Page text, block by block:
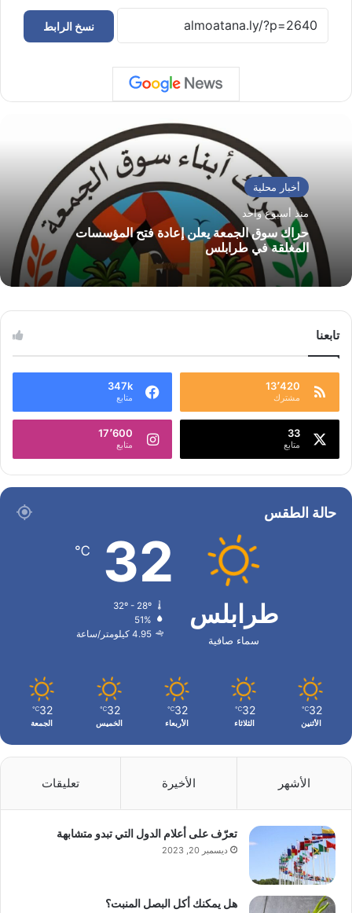
نسخ الرابط
أخبار محلية
منذ أسبوع واحد
حراك سوق الجمعة يعلن إعادة فتح المؤسسات
المغلقة في طرابلس
تابعنا
13٬420
مشترك
347k
متابع
33
متابع
17٬600
متابع
حالة الطقس
طرابلس
سماء صافية
32
℃
32º - 28º
51%
4.95 كيلومتر/ساعة
32
℃
الأثنين
32
℃
الثلاثاء
32
℃
الأربعاء
32
℃
الخميس
32
℃
الجمعة
الأشهر الأخيرة تعليقات
تعرّف على أعلام الدول التي تبدو متشابهة
ديسمبر 20, 2023
هل يمكنك أكل البصل المنبت؟